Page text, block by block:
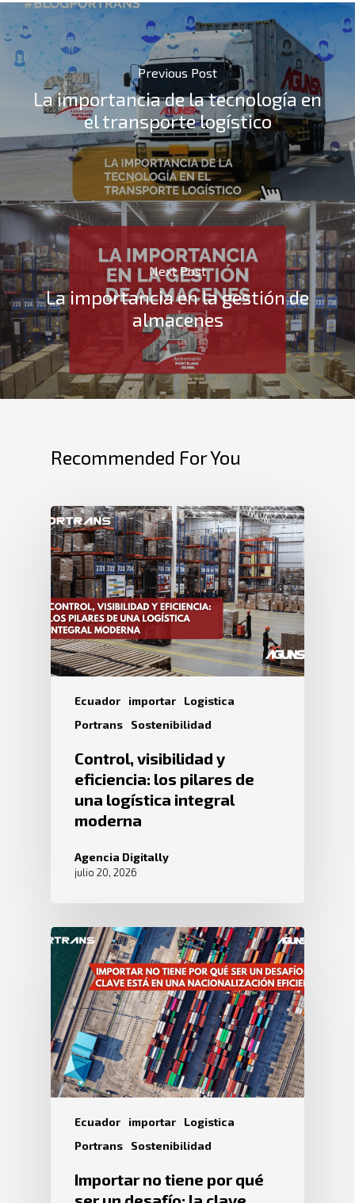
Previous Post
La importancia de la tecnología en
el transporte logístico
Next Post
La importancia en la gestión de
almacenes
Recommended For You
Ecuador importar
Logistica
Portrans
Sostenibilidad
Control, visibilidad y
eficiencia: los pilares de
una logística integral
moderna
Agencia Digitally
julio 20, 2026
Ecuador importar
Logistica
Portrans
Sostenibilidad
Importar no tiene por qué